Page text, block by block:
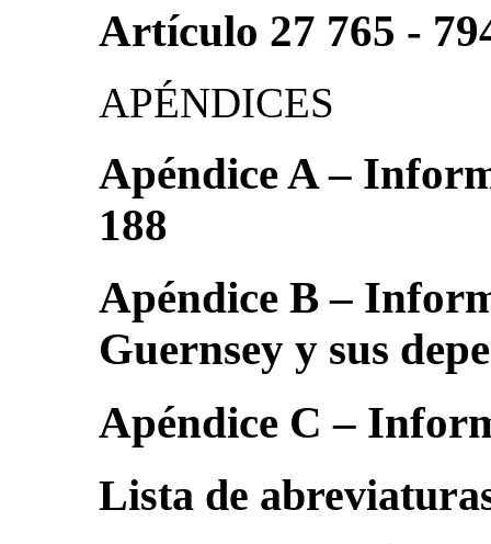
Artículo 27 765 -
APÉNDICES
Apéndice A –
188
Apéndice B –
Guernsey y sus
Apéndice C –
Lista de